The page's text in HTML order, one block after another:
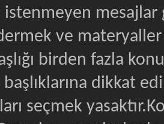
mesajlar
ve
birden fazla
dikkat
seçmek